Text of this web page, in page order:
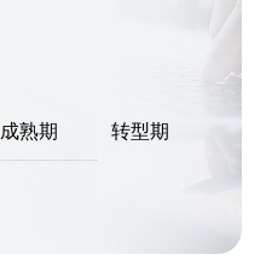
成熟期 转型期